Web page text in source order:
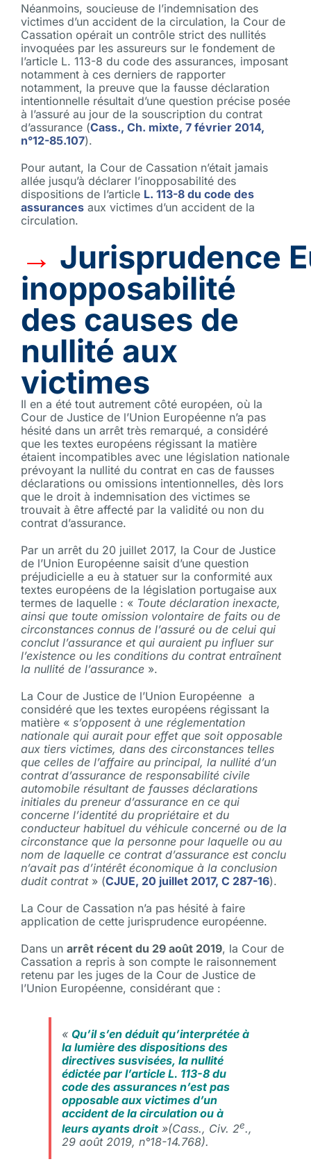
Néanmoins, soucieuse de l’indemnisation des
victimes d’un accident de la circulation, la Cour de
Cassation opérait un contrôle strict des nullités
invoquées par les assureurs sur le fondement de
l’article L. 113-8 du code des assurances, imposant
notamment à ces derniers de rapporter
notamment, la preuve que la fausse déclaration
intentionnelle résultait d’une question précise posée
à l’assuré au jour de la souscription du contrat
d’assurance (Cass., Ch. mixte, 7 février 2014,
n°12-85.107).
Pour autant, la Cour de Cassation n’était jamais
allée jusqu’à déclarer l’inopposabilité des
dispositions de l’article L. 113-8 du code des
assurances aux victimes d’un accident de la
circulation.
→ Jurisprudence
inopposabilité
des causes de
nullité aux
victimes
Il en a été tout autrement côté européen, où la
Cour de Justice de l’Union Européenne n’a pas
hésité dans un arrêt très remarqué, a considéré
que les textes européens régissant la matière
étaient incompatibles avec une législation nationale
prévoyant la nullité du contrat en cas de fausses
déclarations ou omissions intentionnelles, dès lors
que le droit à indemnisation des victimes se
trouvait à être affecté par la validité ou non du
contrat d’assurance.
Par un arrêt du 20 juillet 2017, la Cour de Justice
de l’Union Européenne saisit d’une question
préjudicielle a eu à statuer sur la conformité aux
textes européens de la législation portugaise aux
termes de laquelle : « Toute déclaration inexacte,
ainsi que toute omission volontaire de faits ou de
circonstances connus de l’assuré ou de celui qui
conclut l’assurance et qui auraient pu influer sur
l’existence ou les conditions du contrat entraînent
la nullité de l’assurance ».
La Cour de Justice de l’Union Européenne a
considéré que les textes européens régissant la
matière « s’opposent à une réglementation
nationale qui aurait pour effet que soit opposable
aux tiers victimes, dans des circonstances telles
que celles de l’affaire au principal, la nullité d’un
contrat d’assurance de responsabilité civile
automobile résultant de fausses déclarations
initiales du preneur d’assurance en ce qui
concerne l’identité du propriétaire et du
conducteur habituel du véhicule concerné ou de la
circonstance que la personne pour laquelle ou au
nom de laquelle ce contrat d’assurance est conclu
n’avait pas d’intérêt économique à la conclusion
dudit contrat» (CJUE, 20 juillet 2017, C 287-16).
La Cour de Cassation n’a pas hésité à faire
application de cette jurisprudence européenne.
Dans un arrêt récent du 29 août 2019, la Cour de
Cassation a repris à son compte le raisonnement
retenu par les juges de la Cour de Justice de
l’Union Européenne, considérant que :
« Qu’il s’en déduit qu’interprétée à
la lumière des dispositions des
directives susvisées, la nullité
édictée par l’article L. 113-8 du
code des assurances n’est pas
opposable aux victimes d’un
accident de la circulation ou à
leurs ayants droit »(Cass., Civ. 2e.,
29 août 2019, n°18-14.768).